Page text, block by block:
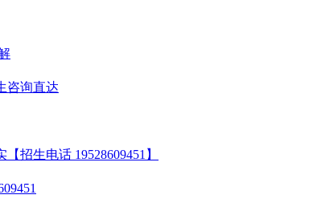
咨询直达
招生电话 19528609451】